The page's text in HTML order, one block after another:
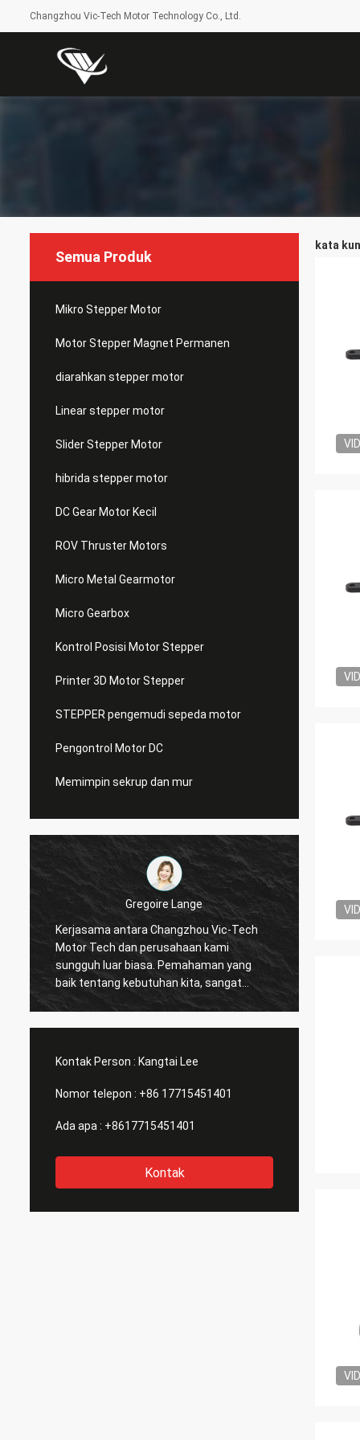
Changzhou Vic-Tech Motor Technology Co., Ltd.
Semua Produk
Mikro Stepper Motor
Motor Stepper Magnet Permanen
diarahkan stepper motor
Linear stepper motor
Slider Stepper Motor
hibrida stepper motor
DC Gear Motor Kecil
ROV Thruster Motors
Micro Metal Gearmotor
Micro Gearbox
Kontrol Posisi Motor Stepper
Printer 3D Motor Stepper
STEPPER pengemudi sepeda motor
Pengontrol Motor DC
Memimpin sekrup dan mur
Gregoire Lange
Kerjasama antara Changzhou Vic-Tech
Motor Tech dan perusahaan kami
sungguh luar biasa. Pemahaman yang
baik tentang kebutuhan kita, sangat
bersedia untuk memecahkan masalah
Kontak Person : Kangtai Lee
Nomor telepon : +86 17715451401
Ada apa : +8617715451401
Kontak
kata